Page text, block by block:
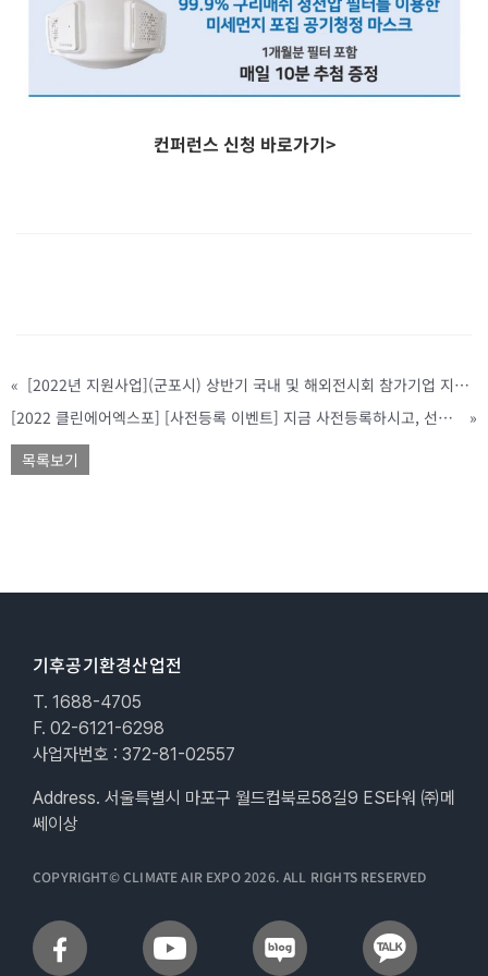
컨퍼런스 신청 바로가기>
«
[2022년 지원사업](군포시) 상반기 국내 및 해외전시회 참가기업 지원사업 모집 공고( ~ 2/28까지)
[2022 클린에어엑스포] [사전등록 이벤트] 지금 사전등록하시고, 선물도 받으시는 행운을 누리세요!
»
목록보기
기후공기환경산업전
T. 1688-4705
F. 02-6121-6298
사업자번호 : 372-81-02557
Address. 서울특별시 마포구 월드컵북로58길9 ES타워 ㈜메
쎄이상
COPYRIGHT© CLIMATE AIR EXPO 2026. ALL RIGHTS RESERVED